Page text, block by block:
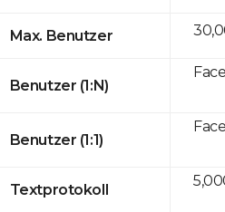
Max. Benutzer
Benutzer (1:N)
Benutzer (1:1)
Textprotokoll